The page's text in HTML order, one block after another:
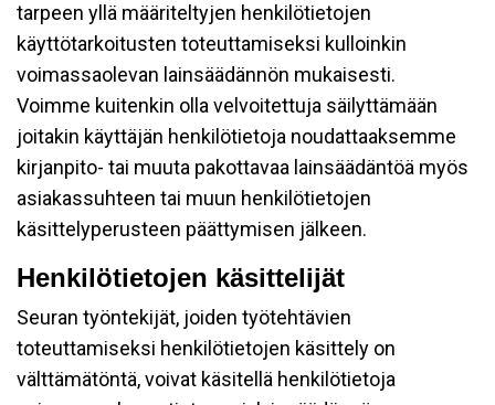
tarpeen yllä määriteltyjen henkilötietojen
käyttötarkoitusten toteuttamiseksi kulloinkin
voimassaolevan lainsäädännön mukaisesti.
Voimme kuitenkin olla velvoitettuja säilyttämään
joitakin käyttäjän henkilötietoja noudattaaksemme
kirjanpito- tai muuta pakottavaa lainsäädäntöä myös
asiakassuhteen tai muun henkilötietojen
käsittelyperusteen päättymisen jälkeen.
Henkilötietojen käsittelijät
Seuran työntekijät, joiden työtehtävien
toteuttamiseksi henkilötietojen käsittely on
välttämätöntä, voivat käsitellä henkilötietoja